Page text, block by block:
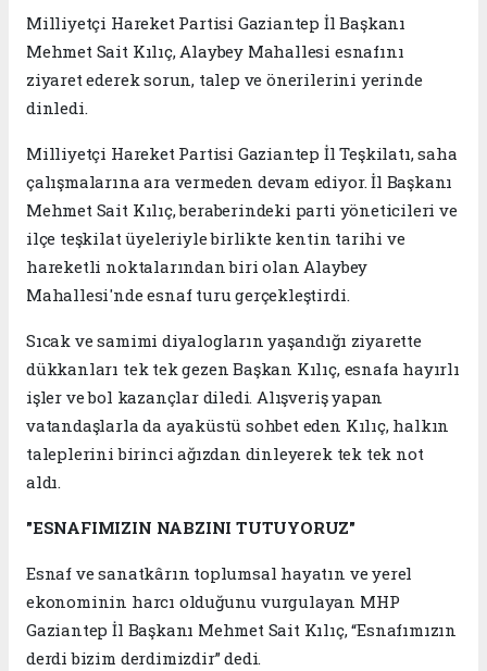
Milliyetçi Hareket Partisi Gaziantep İl Başkanı
Mehmet Sait Kılıç, Alaybey Mahallesi esnafını
ziyaret ederek sorun, talep ve önerilerini yerinde
dinledi.
Milliyetçi Hareket Partisi Gaziantep İl Teşkilatı, saha
çalışmalarına ara vermeden devam ediyor. İl Başkanı
Mehmet Sait Kılıç, beraberindeki parti yöneticileri ve
ilçe teşkilat üyeleriyle birlikte kentin tarihi ve
hareketli noktalarından biri olan Alaybey
Mahallesi'nde esnaf turu gerçekleştirdi.
Sıcak ve samimi diyalogların yaşandığı ziyarette
dükkanları tek tek gezen Başkan Kılıç, esnafa hayırlı
işler ve bol kazançlar diledi. Alışveriş yapan
vatandaşlarla da ayaküstü sohbet eden Kılıç, halkın
taleplerini birinci ağızdan dinleyerek tek tek not
aldı.
"ESNAFIMIZIN NABZINI TUTUYORUZ"
Esnaf ve sanatkârın toplumsal hayatın ve yerel
ekonominin harcı olduğunu vurgulayan MHP
Gaziantep İl Başkanı Mehmet Sait Kılıç, “Esnafımızın
derdi bizim derdimizdir” dedi.